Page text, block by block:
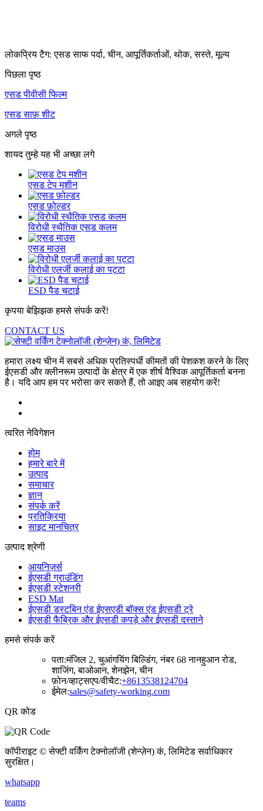
लोकप्रिय टैग: एसड साफ पर्दा, चीन, आपूर्तिकर्ताओं, थोक, सस्ते, मूल्य
पिछला पृष्ठ
एसड पीवीसी फिल्म
एसड साफ़ शीट
अगले पृष्ठ
शायद तुम्हे यह भी अच्छा लगे
एसड टेप मशीन
एसड फ़ोल्डर
विरोधी स्थैतिक एसड कलम
एसड माउस
विरोधी एलर्जी कलाई का पट्टा
ESD पैड चटाई
कृपया बेझिझक हमसे संपर्क करें!
CONTACT US
हमारा लक्ष्य चीन में सबसे अधिक प्रतिस्पर्धी कीमतों की पेशकश करने के लिए
ईएसडी और क्लीनरूम उत्पादों के क्षेत्र में एक शीर्ष वैश्विक आपूर्तिकर्ता बनना
है। यदि आप हम पर भरोसा कर सकते हैं, तो आइए अब सहयोग करें!
त्वरित नेविगेशन
होम
हमारे बारे में
उत्पाद
समाचार
ज्ञान
संपर्क करें
प्रतिक्रिया
साइट मानचित्र
उत्पाद श्रेणी
आयनिज़र्स
ईएसडी ग्राउंडिंग
ईएसडी स्टेशनरी
ESD Mat
ईएसडी डस्टबिन एंड ईएसएडी बॉक्स एंड ईएसडी ट्रे
ईएसडी फैब्रिक और ईएसडी कपड़े और ईएसडी दस्ताने
हमसे संपर्क करें
पता:मंजिल 2, चुआंगयिंग बिल्डिंग, नंबर 68 नानहुआन रोड,
शाजिंग, बाओआन, शेनझेन, चीन
फ़ोन/व्हाट्सएप/वीचैट:+8613538124704
ईमेल:sales@safety-working.com
QR कोड
कॉपीराइट © सेफ्टी वर्किंग टेक्नोलॉजी (शेन्ज़ेन) कं, लिमिटेड सर्वाधिकार
सुरक्षित।
whatsapp
teams